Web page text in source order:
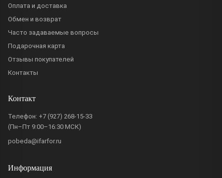
Оплата и доставка
Обмен и возврат
Часто задаваемые вопросы
Подарочная карта
Отзывы покупателей
Контакты
Контакт
Телефон: +7 (927) 268-15-33
(Пн–Пт 9:00–16:30 МСК)
pobeda@ifarfor.ru
Информация